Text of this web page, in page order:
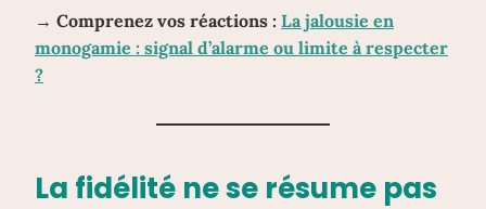
→ Comprenez vos réactions : La jalousie en
monogamie : signal d’alarme ou limite à respecter
?
La fidélité ne se résume pas